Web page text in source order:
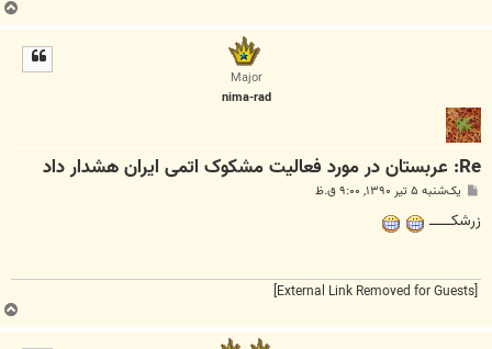
Major
nima-rad
Re: عربستان در مورد فعاليت مشکوک اتمی ايران هشدار داد
ت
یک‌شنبه ۵ تیر ۱۳۹۰, ۹:۰۰ ق.ظ
زرشكــــــــــ
[External Link Removed for Guests]